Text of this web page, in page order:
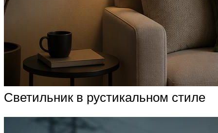
Светильник в рустикальном стиле